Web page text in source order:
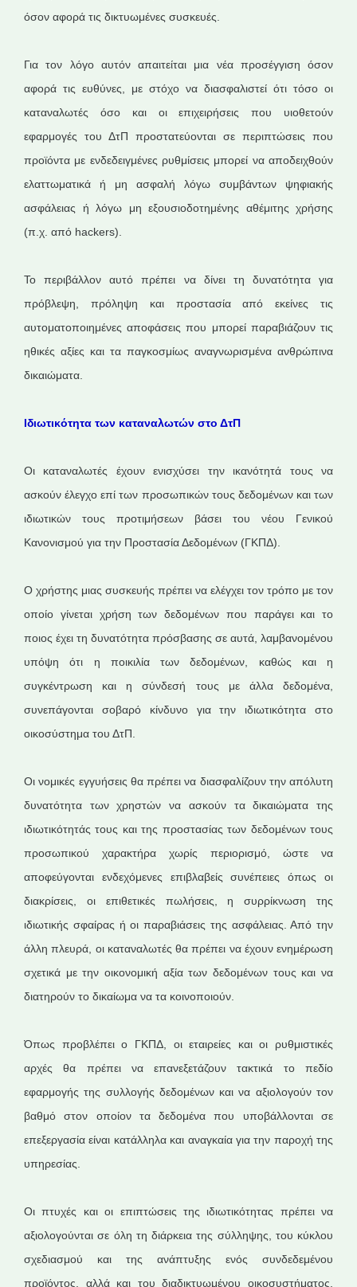
όσον αφορά τις δικτυωμένες συσκευές.
Για τον λόγο αυτόν απαιτείται μια νέα προσέγγιση όσον
αφορά τις ευθύνες, με στόχο να διασφαλιστεί ότι τόσο οι
καταναλωτές όσο και οι επιχειρήσεις που υιοθετούν
εφαρμογές του ΔτΠ προστατεύονται σε περιπτώσεις που
προϊόντα με ενδεδειγμένες ρυθμίσεις μπορεί να αποδειχθούν
ελαττωματικά ή μη ασφαλή λόγω συμβάντων ψηφιακής
ασφάλειας ή λόγω μη εξουσιοδοτημένης αθέμιτης χρήσης
(π.χ. από hackers).
Το περιβάλλον αυτό πρέπει να δίνει τη δυνατότητα για
πρόβλεψη, πρόληψη και προστασία από εκείνες τις
αυτοματοποιημένες αποφάσεις που μπορεί παραβιάζουν τις
ηθικές αξίες και τα παγκοσμίως αναγνωρισμένα ανθρώπινα
δικαιώματα.
Ιδιωτικότητα των καταναλωτών στο ΔτΠ
Οι καταναλωτές έχουν ενισχύσει την ικανότητά τους να
ασκούν έλεγχο επί των προσωπικών τους δεδομένων και των
ιδιωτικών τους προτιμήσεων βάσει του νέου Γενικού
Κανονισμού για την Προστασία Δεδομένων (ΓΚΠΔ).
Ο χρήστης μιας συσκευής πρέπει να ελέγχει τον τρόπο με τον
οποίο γίνεται χρήση των δεδομένων που παράγει και το
ποιος έχει τη δυνατότητα πρόσβασης σε αυτά, λαμβανομένου
υπόψη ότι η ποικιλία των δεδομένων, καθώς και η
συγκέντρωση και η σύνδεσή τους με άλλα δεδομένα,
συνεπάγονται σοβαρό κίνδυνο για την ιδιωτικότητα στο
οικοσύστημα του ΔτΠ.
Οι νομικές εγγυήσεις θα πρέπει να διασφαλίζουν την απόλυτη
δυνατότητα των χρηστών να ασκούν τα δικαιώματα της
ιδιωτικότητάς τους και της προστασίας των δεδομένων τους
προσωπικού χαρακτήρα χωρίς περιορισμό, ώστε να
αποφεύγονται ενδεχόμενες επιβλαβείς συνέπειες όπως οι
διακρίσεις, οι επιθετικές πωλήσεις, η συρρίκνωση της
ιδιωτικής σφαίρας ή οι παραβιάσεις της ασφάλειας. Από την
άλλη πλευρά, οι καταναλωτές θα πρέπει να έχουν ενημέρωση
σχετικά με την οικονομική αξία των δεδομένων τους και να
διατηρούν το δικαίωμα να τα κοινοποιούν.
Όπως προβλέπει ο ΓΚΠΔ, οι εταιρείες και οι ρυθμιστικές
αρχές θα πρέπει να επανεξετάζουν τακτικά το πεδίο
εφαρμογής της συλλογής δεδομένων και να αξιολογούν τον
βαθμό στον οποίον τα δεδομένα που υποβάλλονται σε
επεξεργασία είναι κατάλληλα και αναγκαία για την παροχή της
υπηρεσίας.
Οι πτυχές και οι επιπτώσεις της ιδιωτικότητας πρέπει να
αξιολογούνται σε όλη τη διάρκεια της σύλληψης, του κύκλου
σχεδιασμού και της ανάπτυξης ενός συνδεδεμένου
προϊόντος, αλλά και του διαδικτυωμένου οικοσυστήματος,